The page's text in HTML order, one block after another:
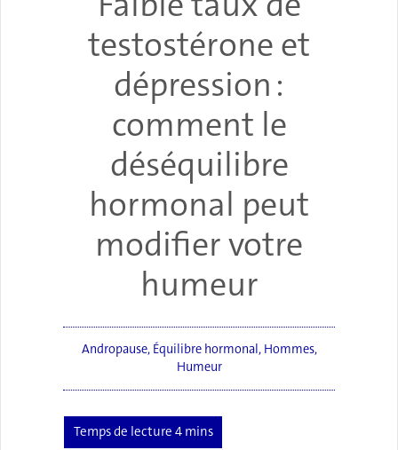
testostérone et
dépression :
comment le
déséquilibre
hormonal peut
modifier votre
humeur
Andropause, Équilibre hormonal, Hommes,
Humeur